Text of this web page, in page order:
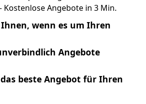
Kostenlose Angebote in 3 Min.
wenn es um Ihren
Angebote
das beste Angebot für Ihren